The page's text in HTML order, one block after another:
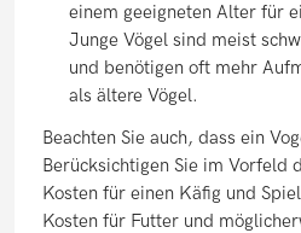
einem geeigneten Alter für
Junge Vögel sind meist
und benötigen oft mehr
als ältere Vögel.
Beachten Sie auch, dass ein
Berücksichtigen Sie im Vorfeld
Kosten für einen Käfig und
Kosten für Futter und